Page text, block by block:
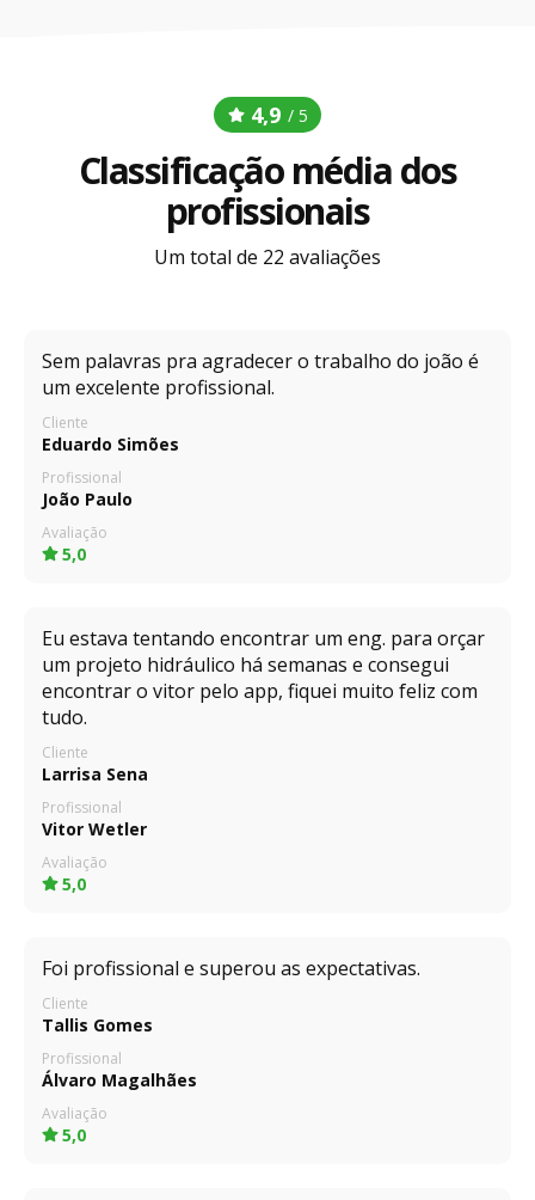
4,9 / 5
Classificação média dos
profissionais
Um total de 22 avaliações
Sem palavras pra agradecer o trabalho do joão é
um excelente profissional.
Cliente
Eduardo Simões
Profissional
João Paulo
Avaliação
5,0
Eu estava tentando encontrar um eng. para orçar
um projeto hidráulico há semanas e consegui
encontrar o vitor pelo app, fiquei muito feliz com
tudo.
Cliente
Larrisa Sena
Profissional
Vitor Wetler
Avaliação
5,0
Foi profissional e superou as expectativas.
Cliente
Tallis Gomes
Profissional
Álvaro Magalhães
Avaliação
5,0